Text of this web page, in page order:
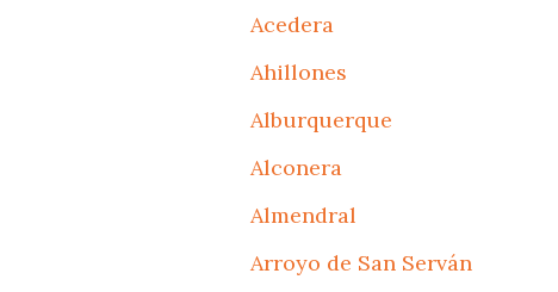
Acedera
Ahillones
Alburquerque
Alconera
Almendral
Arroyo de San Serván